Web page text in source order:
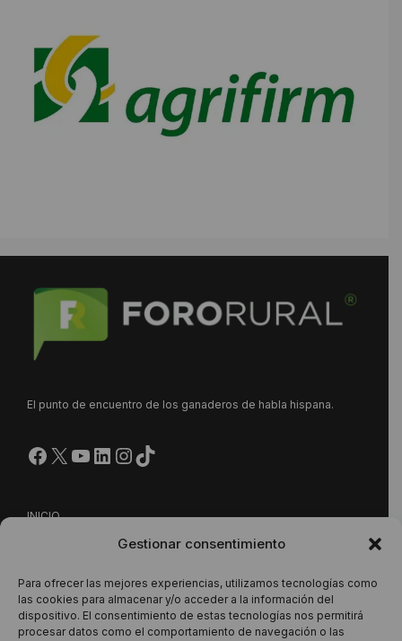
Gestionar consentimiento
Para ofrecer las mejores experiencias, utilizamos tecnologías como
las cookies para almacenar y/o acceder a la información del
dispositivo. El consentimiento de estas tecnologías nos permitirá
procesar datos como el comportamiento de navegación o las
El punto de encuentro de los ganaderos de habla hispana.
Facebook
X YouTube
LinkedIn
Instagram
https://www.tiktok.com/
INICIO
NUESTRA PROPUESTA
CONTACTO